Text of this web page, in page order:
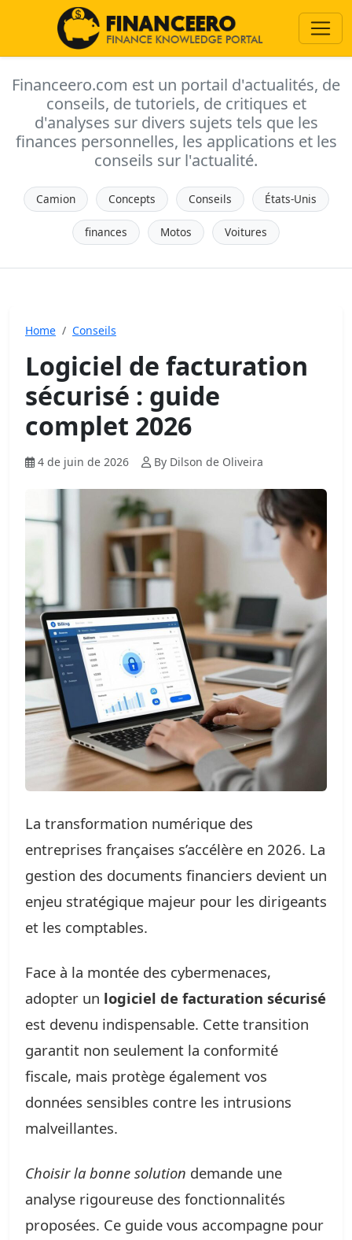
Financeero.com est un portail d'actualités, de
conseils, de tutoriels, de critiques et
d'analyses sur divers sujets tels que les
finances personnelles, les applications et les
conseils sur l'actualité.
Camion Concepts Conseils États-Unis
finances Motos Voitures
Home Conseils
Logiciel de facturation
sécurisé : guide
complet 2026
4 de juin de 2026 By Dilson de Oliveira
La transformation numérique des
entreprises françaises s’accélère en 2026. La
gestion des documents financiers devient un
enjeu stratégique majeur pour les dirigeants
et les comptables.
Face à la montée des cybermenaces,
adopter un logiciel de facturation sécurisé
est devenu indispensable. Cette transition
garantit non seulement la conformité
fiscale, mais protège également vos
données sensibles contre les intrusions
malveillantes.
Choisir la bonne solution demande une
analyse rigoureuse des fonctionnalités
proposées. Ce guide vous accompagne pour